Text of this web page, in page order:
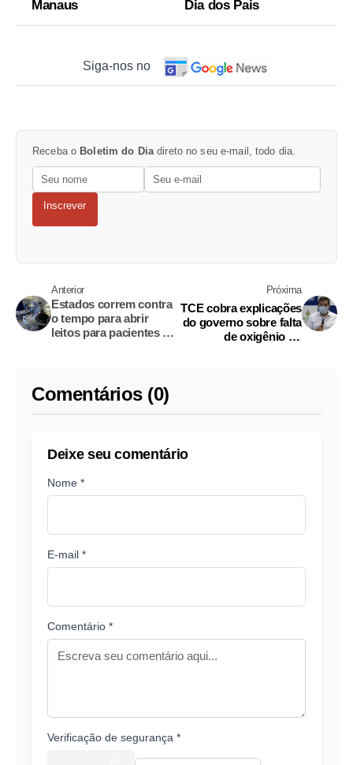
Manaus Dia dos Pais
Siga-nos no
Receba o Boletim do Diadireto no seu e-mail, todo dia.
Inscrever
Anterior
Estados correm contra
o tempo para abrir
leitos para pacientes do
Próxima
TCE cobra explicações
do governo sobre falta
de oxigênio no
Comentários (0)
Deixe seu comentário
Nome *
E-mail *
Comentário *
Verificação de segurança *